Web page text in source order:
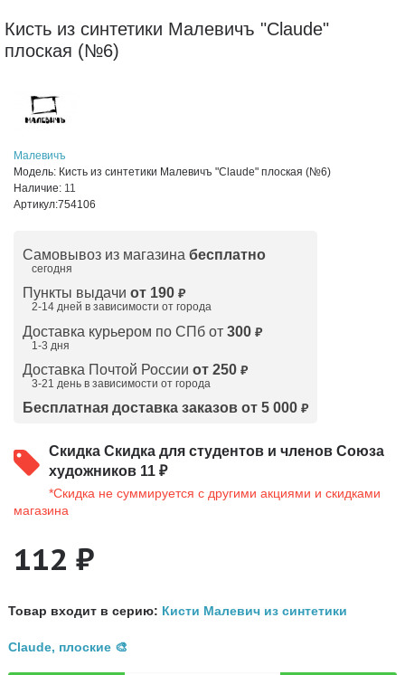
Кисть из синтетики Малевичъ "Claude"
плоская (№6)
Малевичъ
Модель: Кисть из синтетики Малевичъ "Claude" плоская (№6)
Наличие: 11
Артикул:754106
Самовывоз из магазина бесплатно
сегодня
Пункты выдачи от 190 ₽
2-14 дней в зависимости от города
Доставка курьером по СПб от 300 ₽
1-3 дня
Доставка Почтой России от 250 ₽
3-21 день в зависимости от города
Бесплатная доставка заказов от 5 000 ₽
Скидка Скидка для студентов и членов Союза
художников 11 ₽
*Скидка не суммируется с другими акциями и скидками
магазина
112 ₽
Товар входит в серию: Кисти Малевич из синтетики
Claude, плоские 🎨